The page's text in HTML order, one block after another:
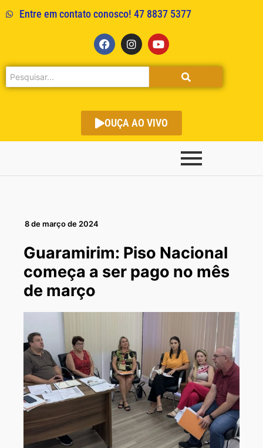
Entre em contato conosco! 47 8837 5377
OUÇA AO VIVO
8 de março de 2024
Guaramirim: Piso Nacional
começa a ser pago no mês
de março